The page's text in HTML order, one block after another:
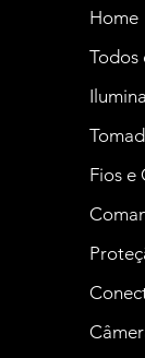
Home
Todos
Fios e